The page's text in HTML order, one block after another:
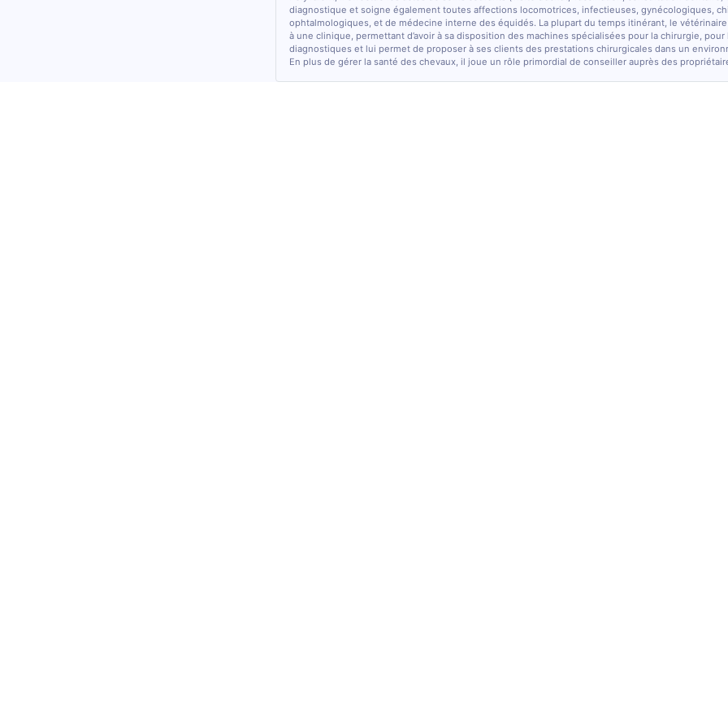
diagnostique et soigne également toutes affections locomotrices, infectieuses, gynécologiques,
ophtalmologiques, et de médecine interne des équidés. La plupart du temps itinérant, le
à une clinique, permettant d’avoir à sa disposition des machines spécialisées pour la chirurgie,
diagnostiques et lui permet de proposer à ses clients des prestations chirurgicales dans un
En plus de gérer la santé des chevaux, il joue un rôle primordial de conseiller auprès des